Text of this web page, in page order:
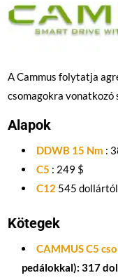
A Cammus folytatja
csomagokra vonatkozó
Alapok
DDWB 15 Nm :
C5 : 249 $
C12 545
Kötegek
CAMMUS C5
pedálokkal): 317